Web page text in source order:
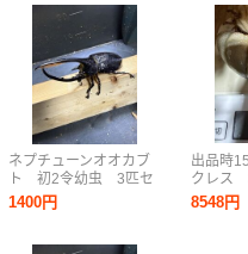
ネプチューンオオカブ
ト 初2令幼虫 3匹セ
ット
1400円
出品時
クレス
ヘラクレ
ト
8548円